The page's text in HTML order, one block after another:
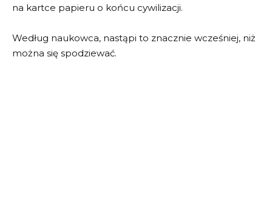
na kartce papieru o końcu cywilizacji.
Według naukowca, nastąpi to znacznie wcześniej, niż
można się spodziewać.